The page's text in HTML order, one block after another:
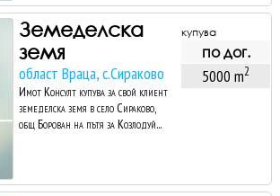
Земеделска
земя
област Враца, с.Сираково
Имот Консулт купува за свой клиент
земеделска земя в село Сираково,
общ Борован на пътя за Козлодуй...
купува
по дог.
5000 m2